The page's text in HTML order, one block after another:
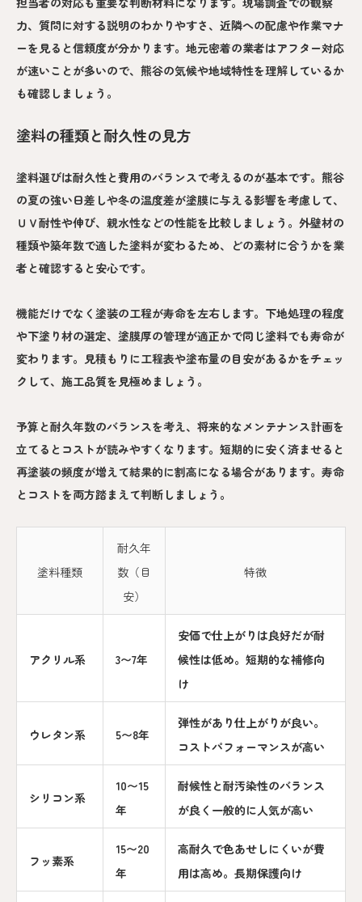
力、質問に対する説明のわかりやすさ、近隣への配慮や作業マナ
ーを見ると信頼度が分かります。地元密着の業者はアフター対応
が速いことが多いので、熊谷の気候や地域特性を理解しているか
も確認しましょう。
塗料の種類と耐久性の見方
塗料選びは耐久性と費用のバランスで考えるのが基本です。熊谷
の夏の強い日差しや冬の温度差が塗膜に与える影響を考慮して、
ＵＶ耐性や伸び、親水性などの性能を比較しましょう。外壁材の
種類や築年数で適した塗料が変わるため、どの素材に合うかを業
者と確認すると安心です。
機能だけでなく塗装の工程が寿命を左右します。下地処理の程度
や下塗り材の選定、塗膜厚の管理が適正かで同じ塗料でも寿命が
変わります。見積もりに工程表や塗布量の目安があるかをチェッ
クして、施工品質を見極めましょう。
予算と耐久年数のバランスを考え、将来的なメンテナンス計画を
立てるとコストが読みやすくなります。短期的に安く済ませると
再塗装の頻度が増えて結果的に割高になる場合があります。寿命
とコストを両方踏まえて判断しましょう。
塗料種類
耐久年
数（目
安）
特徴
アクリル系 3〜7年
安価で仕上がりは良好だが耐
候性は低め。短期的な補修向
け
ウレタン系 5〜8年
弾性があり仕上がりが良い。
コストパフォーマンスが高い
シリコン系
10〜15
年
耐候性と耐汚染性のバランス
が良く一般的に人気が高い
フッ素系
15〜20
年
高耐久で色あせしにくいが費
用は高め。長期保護向け